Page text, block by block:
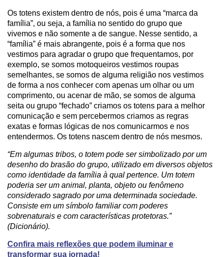
Os totens existem dentro de nós, pois é uma “marca da
família”, ou seja, a família no sentido do grupo que
vivemos e não somente a de sangue. Nesse sentido, a
“família” é mais abrangente, pois é a forma que nos
vestimos para agradar o grupo que frequentamos, por
exemplo, se somos motoqueiros vestimos roupas
semelhantes, se somos de alguma religião nos vestimos
de forma a nos conhecer com apenas um olhar ou um
comprimento, ou acenar de mão, se somos de alguma
seita ou grupo “fechado” criamos os totens para a melhor
comunicação e sem percebermos criamos as regras
exatas e formas lógicas de nos comunicarmos e nos
entendermos. Os totens nascem dentro de nós mesmos.
“Em algumas tribos, o totem pode ser simbolizado por um
desenho do brasão do grupo, utilizado em diversos objetos
como identidade da família à qual pertence. Um totem
poderia ser um animal, planta, objeto ou fenômeno
considerado sagrado por uma determinada sociedade.
Consiste em um símbolo familiar com poderes
sobrenaturais e com características protetoras.”
(Dicionário).
Confira mais reflexões que podem iluminar e
transformar sua jornada!